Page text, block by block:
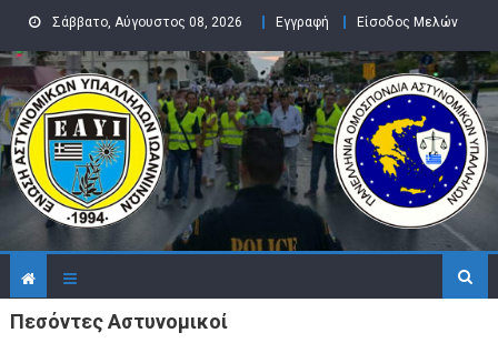
Skip to contentΣάββατο, Αύγουστος 08, 2026 Εγγραφή Είσοδος Μελών
Πεσόντες Αστυνομικοί